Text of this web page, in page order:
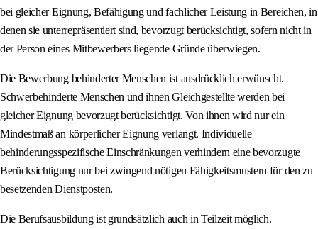
bei gleicher Eignung, Befähigung und fachlicher Leistung in Bereichen, in
denen sie unterrepräsentiert sind, bevorzugt berücksichtigt, sofern nicht in
der Person eines Mitbewerbers liegende Gründe überwiegen.
Die Bewerbung behinderter Menschen ist ausdrücklich erwünscht.
Schwerbehinderte Menschen und ihnen Gleichgestellte werden bei
gleicher Eignung bevorzugt berücksichtigt. Von ihnen wird nur ein
Mindestmaß an körperlicher Eignung verlangt. Individuelle
behinderungsspezifische Einschränkungen verhindern eine bevorzugte
Berücksichtigung nur bei zwingend nötigen Fähigkeitsmustern für den zu
besetzenden Dienstposten.
Die Berufsausbildung ist grundsätzlich auch in Teilzeit möglich.